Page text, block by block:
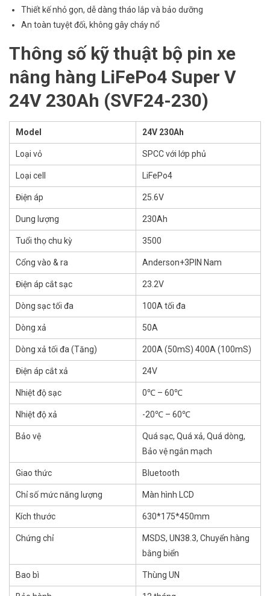
Thiết kế nhỏ gọn, dễ dàng tháo lắp và bảo dưỡng
An toàn tuyệt đối, không gây cháy nổ
Thông số kỹ thuật bộ pin xe
nâng hàng LiFePo4 Super V
24V 230Ah (SVF24-230)
Model 24V 230Ah
Loại vỏ SPCC với lớp phủ
Loại cell LiFePo4
Điện áp 25.6V
Dung lượng 230Ah
Tuổi thọ chu kỳ 3500
Cổng vào & ra Anderson+3PIN Nam
Điện áp cắt sạc 23.2V
Dòng sạc tối đa 100A tối đa
Dòng xả 50A
Dòng xả tối đa (Tăng) 200A (50mS) 400A (100mS)
Điện áp cắt xả 24V
Nhiệt độ sạc 0℃ – 60℃
Nhiệt độ xả -20℃ – 60℃
Bảo vệ
Quá sạc, Quá xả, Quá dòng,
Bảo vệ ngắn mạch
Giao thức Bluetooth
Chỉ số mức năng lượng Màn hình LCD
Kích thước 630*175*450mm
Chứng chỉ
MSDS, UN38.3, Chuyển hàng
bằng biển
Bao bì Thùng UN